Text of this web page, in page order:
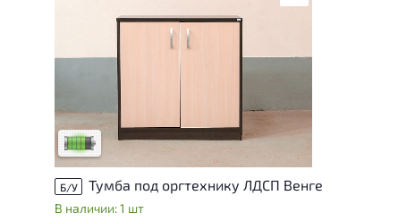
У товара присутствуют незначительные
следы эксплуатации, не влияющие на
удобство его использования
Низкая степень износа
Б/У Тумба под оргтехнику ЛДСП Венге
В наличии: 1 шт